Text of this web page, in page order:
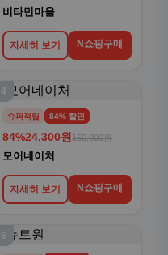
비타민마을
자세히 보기 N쇼핑구매
4
슈퍼적립 84% 할인
84%24,300원 150,000원
모어네이처
자세히 보기 N쇼핑구매
6